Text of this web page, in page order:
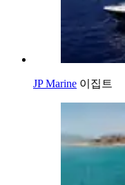
JP Marine 이집트